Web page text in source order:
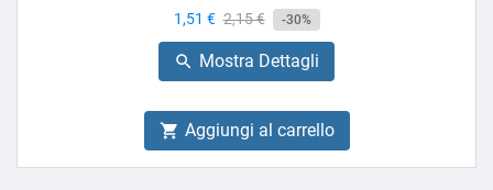
Prezzo
1,51 € Prezzo
base
2,15 € -30%
 Mostra Dettagli
 Aggiungi al carrello